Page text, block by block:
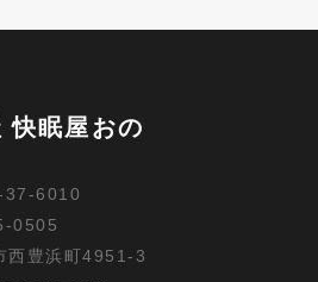
快眠屋おの
37-6010
0505
西豊浜町4951-3